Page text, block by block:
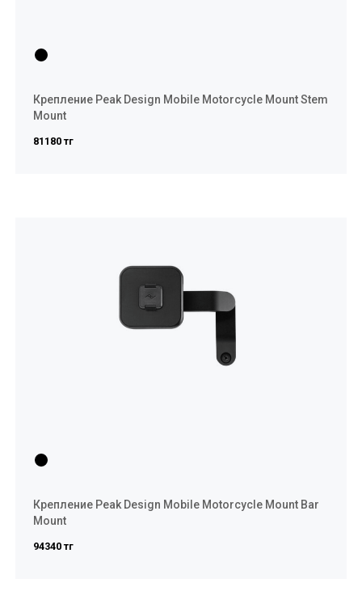
Крепление Peak Design Mobile Motorcycle Mount Stem
Mount
81180 тг
Крепление Peak Design Mobile Motorcycle Mount Bar
Mount
94340 тг